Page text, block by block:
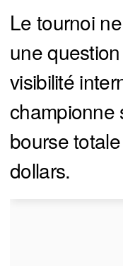
Le tournoi
une
visibilité
championne
bourse
dollars.